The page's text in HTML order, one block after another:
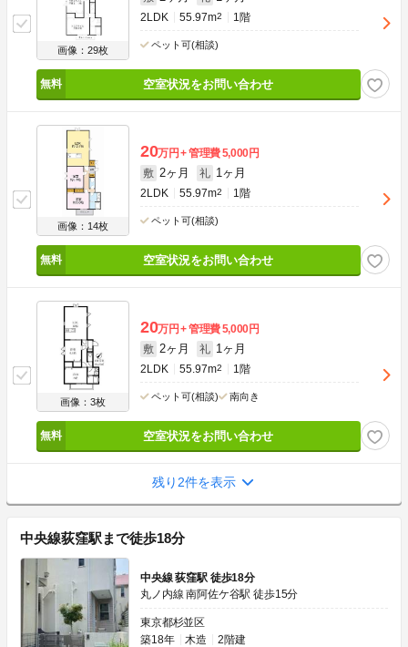
画像：29枚
2LDK 55.97m2 1階
ペット可(相談)
空室状況をお問い合わせ
画像：14枚
20万円 管理費5,000円
敷 2ヶ月 礼 1ヶ月
2LDK 55.97m2 1階
ペット可(相談)
空室状況をお問い合わせ
画像：3枚
20万円 管理費5,000円
敷 2ヶ月 礼 1ヶ月
2LDK 55.97m2 1階
ペット可(相談) 南向き
空室状況をお問い合わせ
残り2件を表示
中央線荻窪駅まで徒歩18分
中央線 荻窪駅 徒歩18分
丸ノ内線 南阿佐ケ谷駅 徒歩15分
東京都杉並区
築18年
木造 2階建